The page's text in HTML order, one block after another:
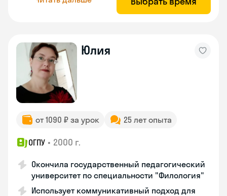
Юлия
от 1090 ₽ за урок 25 лет опыта
ОГПУ • 2000 г.
Окончила государственный педагогический
университет по специальности "Филология"
Использует коммуникативный подход для